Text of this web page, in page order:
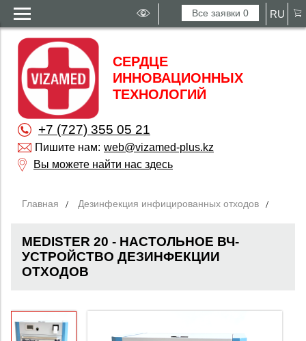
Все заявки0 RU
СЕРДЦЕ
ИННОВАЦИОННЫХ
ТЕХНОЛОГИЙ
+7 (727) 355 05 21
Пишите нам: web@vizamed-plus.kz
Вы можете найти нас здесь
Главная Дезинфекция инфицированных отходов
MEDISTER 20 - НАСТОЛЬНОЕ ВЧ-
УСТРОЙСТВО ДЕЗИНФЕКЦИИ
ОТХОДОВ